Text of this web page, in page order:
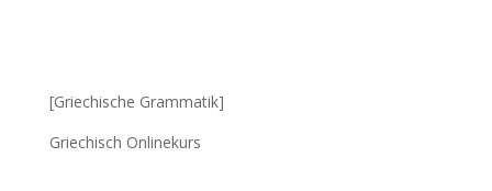
[Griechische Grammatik]
Griechisch Onlinekurs